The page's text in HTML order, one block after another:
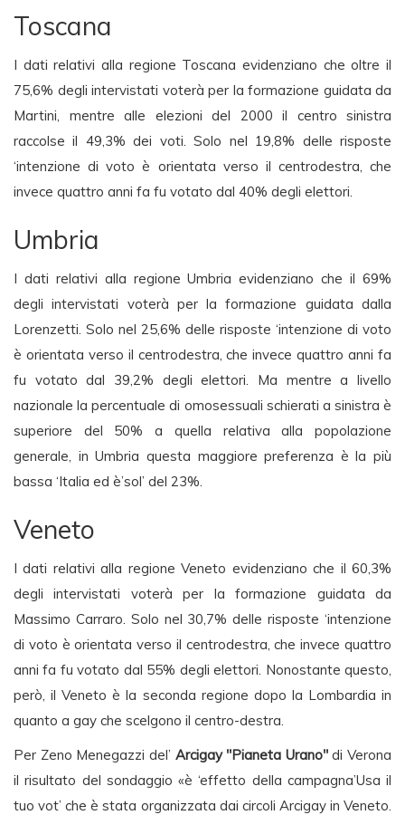
Toscana
I dati relativi alla regione Toscana evidenziano che oltre il
75,6% degli intervistati voterà per la formazione guidata da
Martini, mentre alle elezioni del 2000 il centro sinistra
raccolse il 49,3% dei voti. Solo nel 19,8% delle risposte
‘intenzione di voto è orientata verso il centrodestra, che
invece quattro anni fa fu votato dal 40% degli elettori.
Umbria
I dati relativi alla regione Umbria evidenziano che il 69%
degli intervistati voterà per la formazione guidata dalla
Lorenzetti. Solo nel 25,6% delle risposte ‘intenzione di voto
è orientata verso il centrodestra, che invece quattro anni fa
fu votato dal 39,2% degli elettori. Ma mentre a livello
nazionale la percentuale di omosessuali schierati a sinistra è
superiore del 50% a quella relativa alla popolazione
generale, in Umbria questa maggiore preferenza è la più
bassa ‘Italia ed è’sol’ del 23%.
Veneto
I dati relativi alla regione Veneto evidenziano che il 60,3%
degli intervistati voterà per la formazione guidata da
Massimo Carraro. Solo nel 30,7% delle risposte ‘intenzione
di voto è orientata verso il centrodestra, che invece quattro
anni fa fu votato dal 55% degli elettori. Nonostante questo,
però, il Veneto è la seconda regione dopo la Lombardia in
quanto a gay che scelgono il centro-destra.
Per Zeno Menegazzi del’ Arcigay "Pianeta Urano"di Verona
il risultato del sondaggio «è ‘effetto della campagna’Usa il
tuo vot’ che è stata organizzata dai circoli Arcigay in Veneto.